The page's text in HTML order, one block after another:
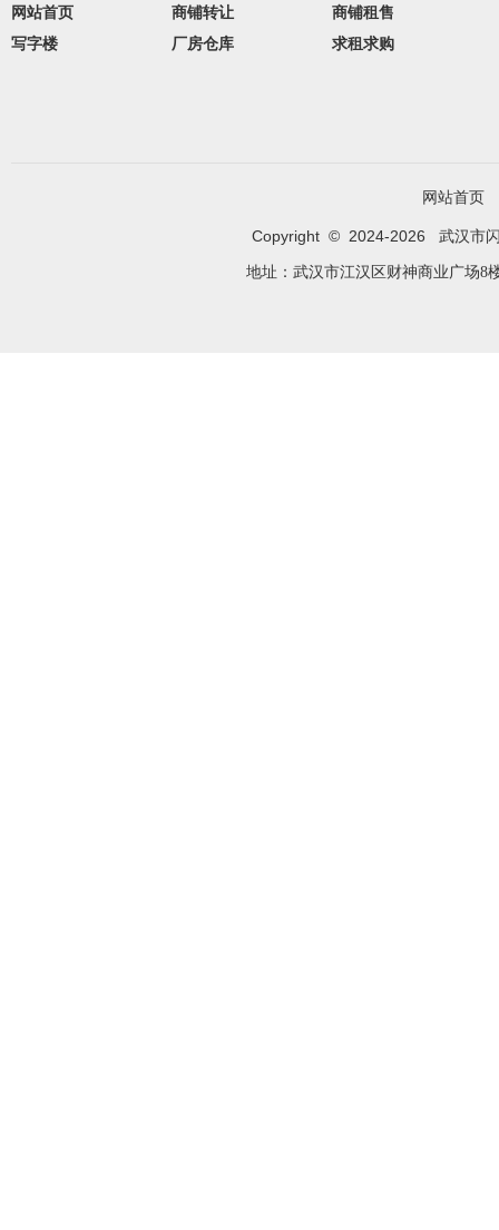
网站首页 商铺转让
商铺租售
写字楼
厂房仓库 求租求购
网站首页
Copyright © 2024-2026 武汉市
地址：武汉市江汉区财神商业广场